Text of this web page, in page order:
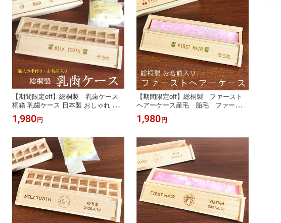
【期間限定off】総桐製 乳歯ケース
桐箱 乳歯ケース 日本製 おしゃれ か
わいい 乳歯入れ 赤ちゃん 出産祝
い 誕生日 プレゼント 名前入り
女 1歳 3歳 5歳 入学祝い 桐
手作り 国産 送料無料 入園 卒
園 入学
1,980円
【期間限定off】総桐製 ファースト
ヘアーケース産毛 胎毛 ファースト
ヘアー 胎毛筆 乳歯ケース へその
緒 名前入り 出産祝い 誕生日 プ
モリアル 男の子 女の子 名入れ
手作り 国産 桐 送料無料 卒園
入園
1,980円